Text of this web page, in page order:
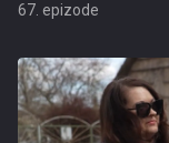
67. epizode